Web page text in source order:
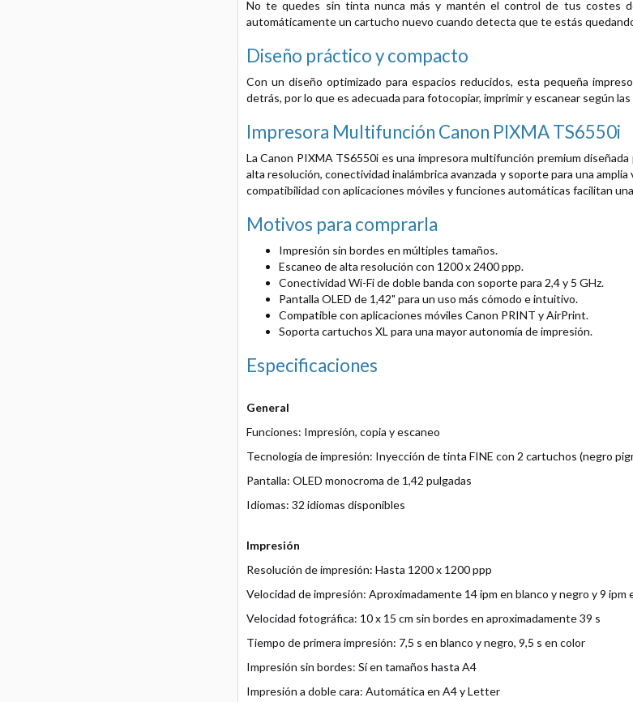
No te quedes sin tinta nunca más y mantén el control de tus costes
automáticamente un cartucho nuevo cuando detecta que te estás
Diseño práctico y compacto
Con un diseño optimizado para espacios reducidos, esta pequeña
detrás, por lo que es adecuada para fotocopiar, imprimir y escanear según
Impresora Multifunción Canon PIXMA TS6550i
La Canon PIXMA TS6550i es una impresora multifunción premium
alta resolución, conectividad inalámbrica avanzada y soporte para una
compatibilidad con aplicaciones móviles y funciones automáticas facilitan
Motivos para comprarla
Impresión sin bordes en múltiples tamaños.
Escaneo de alta resolución con 1200 x 2400 ppp.
Conectividad Wi-Fi de doble banda con soporte para 2,4 y 5 GHz.
Pantalla OLED de 1,42" para un uso más cómodo e intuitivo.
Compatible con aplicaciones móviles Canon PRINT y AirPrint.
Soporta cartuchos XL para una mayor autonomía de impresión.
Especificaciones
General
Funciones: Impresión, copia y escaneo
Tecnología de impresión: Inyección de tinta FINE con 2 cartuchos (negro
Pantalla: OLED monocroma de 1,42 pulgadas
Idiomas: 32 idiomas disponibles
Impresión
Resolución de impresión: Hasta 1200 x 1200 ppp
Velocidad de impresión: Aproximadamente 14 ipm en blanco y negro y 9 ipm
Velocidad fotográfica: 10 x 15 cm sin bordes en aproximadamente 39 s
Tiempo de primera impresión: 7,5 s en blanco y negro, 9,5 s en color
Impresión sin bordes: Sí en tamaños hasta A4
Impresión a doble cara: Automática en A4 y Letter